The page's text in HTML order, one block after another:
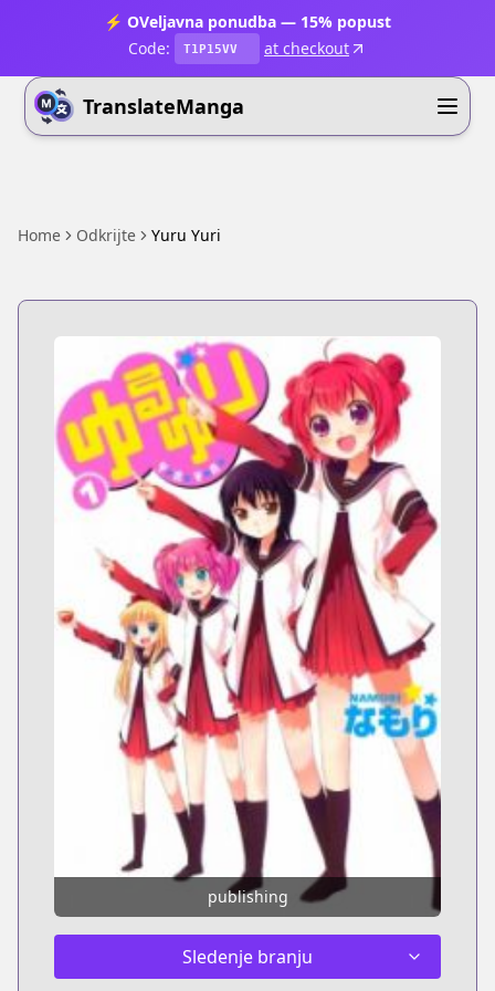
⚡ OVeljavna ponudba — 15% popust
Code:
T1P15VV at checkout
TranslateManga
Home Odkrijte Yuru Yuri
publishing
Sledenje branju